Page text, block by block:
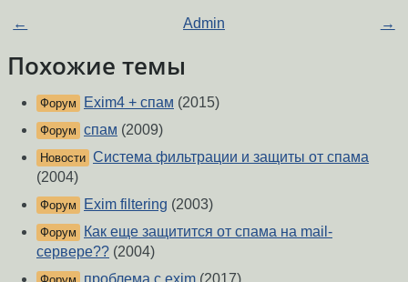
← Admin →
Похожие темы
Форум Exim4 + спам (2015)
Форум спам (2009)
Новости Система фильтрации и защиты от спама
(2004)
Форум Exim filtering (2003)
Форум
Как еще защитится от спама на mail-
сервере?? (2004)
проблема с exim (2017)